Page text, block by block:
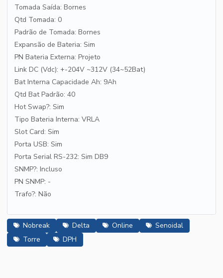
Tomada Saída: Bornes
Qtd Tomada: 0
Padrão de Tomada: Bornes
Expansão de Bateria: Sim
PN Bateria Externa: Projeto
Link DC (Vdc): +-204V ~312V (34~52Bat)
Bat Interna Capacidade Ah: 9Ah
Qtd Bat Padrão: 40
Hot Swap?: Sim
Tipo Bateria Interna: VRLA
Slot Card: Sim
Porta USB: Sim
Porta Serial RS-232: Sim DB9
SNMP?: Incluso
PN SNMP: -
Trafo?: Não
Nobreak Delta Online
Senoidal
Torre
DPH